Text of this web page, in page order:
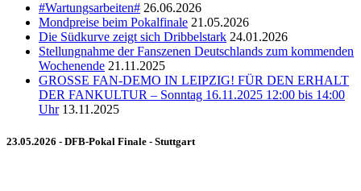
#Wartungsarbeiten# 26.06.2026
Mondpreise beim Pokalfinale 21.05.2026
Die Südkurve zeigt sich Dribbelstark 24.01.2026
Stellungnahme der Fanszenen Deutschlands zum kommenden
Wochenende 21.11.2025
GROSSE FAN-DEMO IN LEIPZIG! FÜR DEN ERHALT
DER FANKULTUR – Sonntag 16.11.2025 12:00 bis 14:00
Uhr 13.11.2025
23.05.2026 - DFB-Pokal Finale - Stuttgart